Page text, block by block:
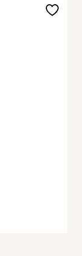
Aggiungi